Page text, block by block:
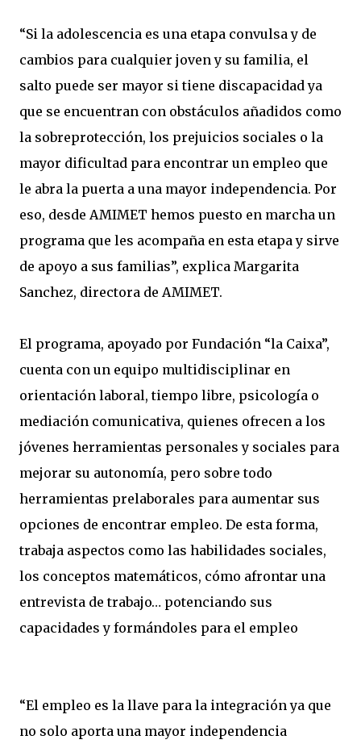
“Si la adolescencia es una etapa convulsa y de
cambios para cualquier joven y su familia, el
salto puede ser mayor si tiene discapacidad ya
que se encuentran con obstáculos añadidos como
la sobreprotección, los prejuicios sociales o la
mayor dificultad para encontrar un empleo que
le abra la puerta a una mayor independencia. Por
eso, desde AMIMET hemos puesto en marcha un
programa que les acompaña en esta etapa y sirve
de apoyo a sus familias”, explica Margarita
Sanchez, directora de AMIMET.
El programa, apoyado por Fundación “la Caixa”,
cuenta con un equipo multidisciplinar en
orientación laboral, tiempo libre, psicología o
mediación comunicativa, quienes ofrecen a los
jóvenes herramientas personales y sociales para
mejorar su autonomía, pero sobre todo
herramientas prelaborales para aumentar sus
opciones de encontrar empleo. De esta forma,
trabaja aspectos como las habilidades sociales,
los conceptos matemáticos, cómo afrontar una
entrevista de trabajo… potenciando sus
capacidades y formándoles para el empleo
“El empleo es la llave para la integración ya que
no solo aporta una mayor independencia